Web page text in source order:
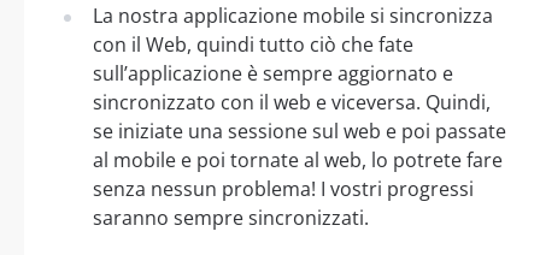
La nostra applicazione mobile si sincronizza
con il Web, quindi tutto ciò che fate
sull’applicazione è sempre aggiornato e
sincronizzato con il web e viceversa. Quindi,
se iniziate una sessione sul web e poi passate
al mobile e poi tornate al web, lo potrete fare
senza nessun problema! I vostri progressi
saranno sempre sincronizzati.